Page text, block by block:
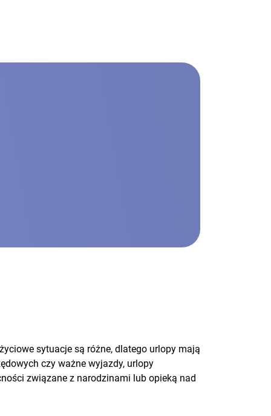
sytuacje są różne, dlatego urlopy mają
czy ważne wyjazdy, urlopy
związane z narodzinami lub opieką nad